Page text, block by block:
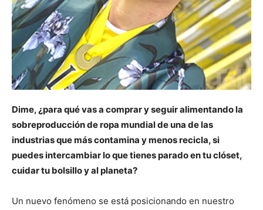
Dime, ¿para qué vas a comprar y seguir alimentando la
sobreproducción de ropa mundial de una de las
industrias que más contamina y menos recicla, si
puedes intercambiar lo que tienes parado en tu clóset,
cuidar tu bolsillo y al planeta?
Un nuevo fenómeno se está posicionando en nuestro